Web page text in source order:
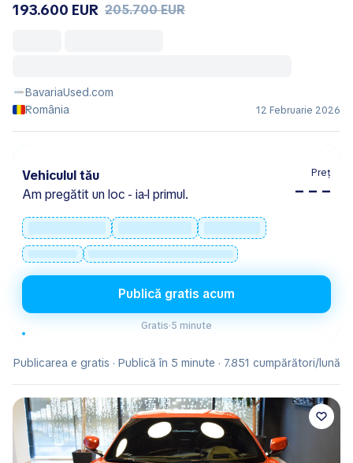
193.600 EUR 205.700 EUR
BavariaUsed.com
România
12 Februarie 2026
Vehiculul tău
Am pregătit un loc - ia-l primul.
Preț
– – –
Publică gratis acum
Gratis·5 minute
Publicarea e gratis · Publică în 5 minute · 7.851 cumpărători/lună